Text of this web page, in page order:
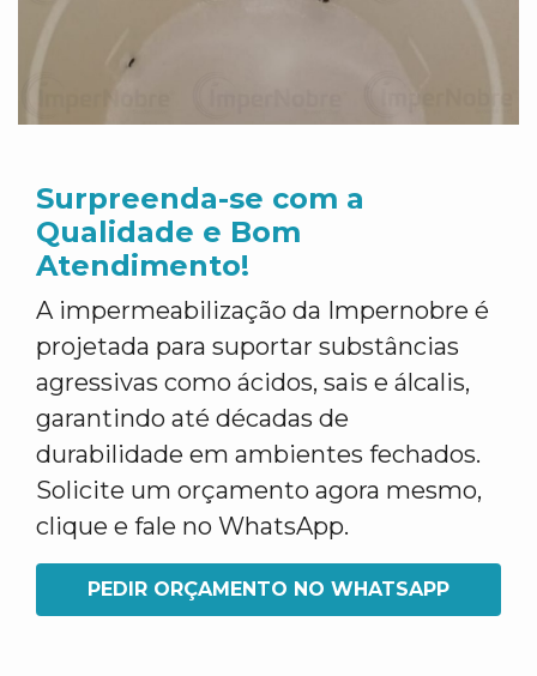
Surpreenda-se com a
Qualidade e Bom
Atendimento!
A impermeabilização da Impernobre é
projetada para suportar substâncias
agressivas como ácidos, sais e álcalis,
garantindo até décadas de
durabilidade em ambientes fechados.
Solicite um orçamento agora mesmo,
clique e fale no WhatsApp.
PEDIR ORÇAMENTO NO WHATSAPP